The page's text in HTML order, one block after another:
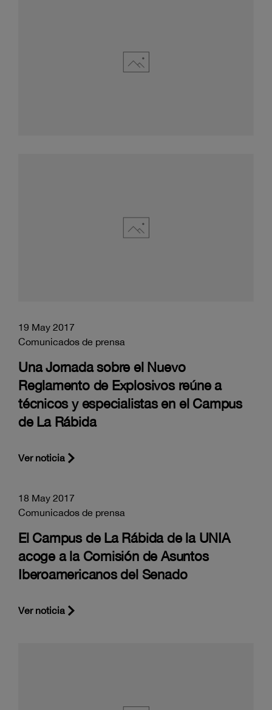
19 May 2017
Comunicados de prensa
Una Jornada sobre el Nuevo
Reglamento de Explosivos reúne a
técnicos y especialistas en el Campus
de La Rábida
Ver noticia
18 May 2017
Comunicados de prensa
El Campus de La Rábida de la UNIA
acoge a la Comisión de Asuntos
Iberoamericanos del Senado
Ver noticia